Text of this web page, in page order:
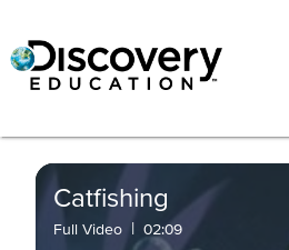
Catfishing
Full Video | 02:09